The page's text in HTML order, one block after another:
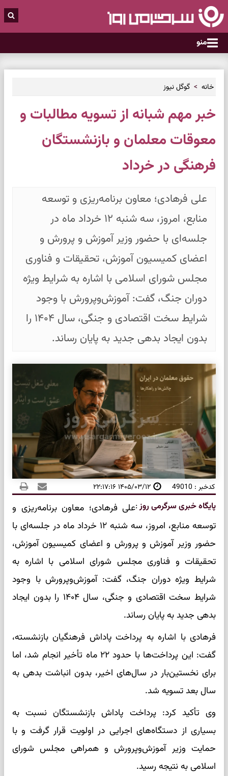
منو
خانه گوگل نیوز
خبر مهم شبانه از تسویه مطالبات و
معوقات معلمان و بازنشستگان
فرهنگی در خرداد
علی فرهادی؛ معاون برنامه‌ریزی و توسعه
منابع، امروز، سه شنبه ۱۲ خرداد ماه در
جلسه‌ای با حضور وزیر آموزش و پرورش و
اعضای کمیسیون آموزش، تحقیقات و فناوری
مجلس شورای اسلامی با اشاره به شرایط ویژه
دوران جنگ، گفت: آموزش‌وپرورش با وجود
شرایط سخت اقتصادی و جنگی، سال ۱۴۰۴ را
بدون ایجاد بدهی جدید به پایان رساند.
کدخبر : 49010 ۱۴۰۵/۰۳/۱۲ ۲۲:۱۷:۱۶
پایگاه خبری سرگرمی روز:علی فرهادی؛ معاون برنامه‌ریزی و
توسعه منابع، امروز، سه شنبه ۱۲ خرداد ماه در جلسه‌ای با
حضور وزیر آموزش و پرورش و اعضای کمیسیون آموزش،
تحقیقات و فناوری مجلس شورای اسلامی با اشاره به
شرایط ویژه دوران جنگ، گفت: آموزش‌وپرورش با وجود
شرایط سخت اقتصادی و جنگی، سال ۱۴۰۴ را بدون ایجاد
بدهی جدید به پایان رساند.
فرهادی با اشاره به پرداخت پاداش فرهنگیان بازنشسته،
گفت: این پرداخت‌ها با حدود ۲۲ ماه تأخیر انجام شد، اما
برای نخستین‌بار در سال‌های اخیر، بدون انباشت بدهی به
سال بعد تسویه شد.
وی تأکید کرد: پرداخت پاداش بازنشستگان نسبت به
بسیاری از دستگاه‌های اجرایی در اولویت قرار گرفت و با
حمایت وزیر آموزش‌وپرورش و همراهی مجلس شورای
اسلامی به نتیجه رسید.